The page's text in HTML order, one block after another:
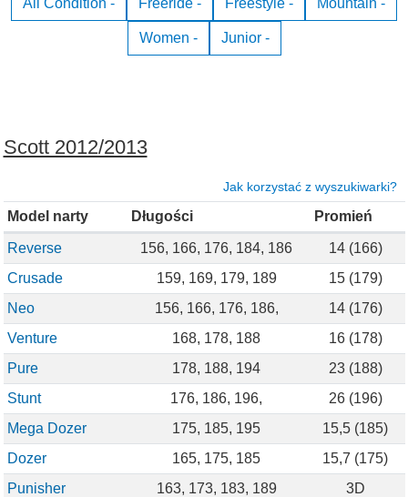
All Condition - Freeride - Freestyle - Mountain -
Women - Junior -
Scott 2012/2013
Jak korzystać z wyszukiwarki?
Model narty Długości Promień
Reverse 156, 166, 176, 184, 186
14 (166)
Crusade
159, 169, 179, 189
15 (179)
Neo
156, 166, 176, 186,
14 (176)
Venture
168, 178, 188
16 (178)
Pure
178, 188, 194
23 (188)
Stunt
176, 186, 196,
26 (196)
Mega Dozer
175, 185, 195
15,5 (185)
Dozer
165, 175, 185
15,7 (175)
Punisher
163, 173, 183, 189
3D